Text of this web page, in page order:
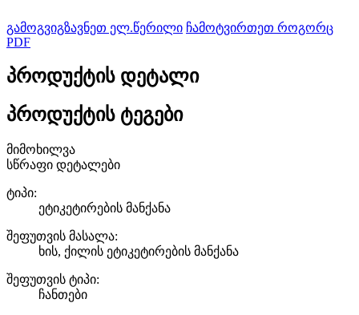
გამოგვიგზავნეთ ელ.წერილი ჩამოტვირთეთ როგორც
PDF
პროდუქტის დეტალი
პროდუქტის ტეგები
მიმოხილვა
სწრაფი დეტალები
ტიპი:
ეტიკეტირების მანქანა
შეფუთვის მასალა:
ხის, ქილის ეტიკეტირების მანქანა
შეფუთვის ტიპი:
ჩანთები